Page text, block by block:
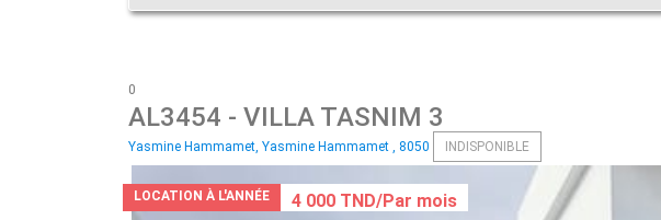
0
AL3454 - VILLA TASNIM 3
Yasmine Hammamet, Yasmine Hammamet , 8050 INDISPONIBLE
LOCATION À L'ANNÉE 4 000 TND/Par mois